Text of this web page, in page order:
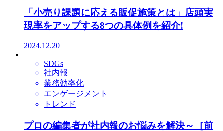
「小売り課題に応える販促施策とは」店頭実
現率をアップする8つの具体例を紹介!
2024.12.20
SDGs
社内報
業務効率化
エンゲージメント
トレンド
プロの編集者が社内報のお悩みを解決～［前